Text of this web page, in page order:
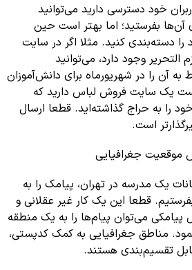
خود دسترسی دارید می‌توانید
آن‌ها بفرستید؛ اما بهتر است حین
دسته‌بندی کنید. مثلا اگر در سایت
وجود دارد، می‌توانید
به آن را در شهریورماه برای دانش‌آموزان
یک سایت فروش لباس دارید که
را به حراج گذاشته‌اید. قطعا ارسال
است.
موقعیت جغرافیایی
یک مدرسه در تهران، پیامک را به
قطعا این یک کار غیر عقلانی و
پیامکی می‌توان پیام‌ها را به یک منطقه
مناطق جغرافیایی به کمک کدپستی،
تقسیم‌بندی هستند.